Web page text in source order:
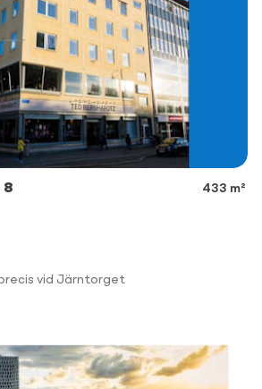
8
433 m²
vid Järntorget